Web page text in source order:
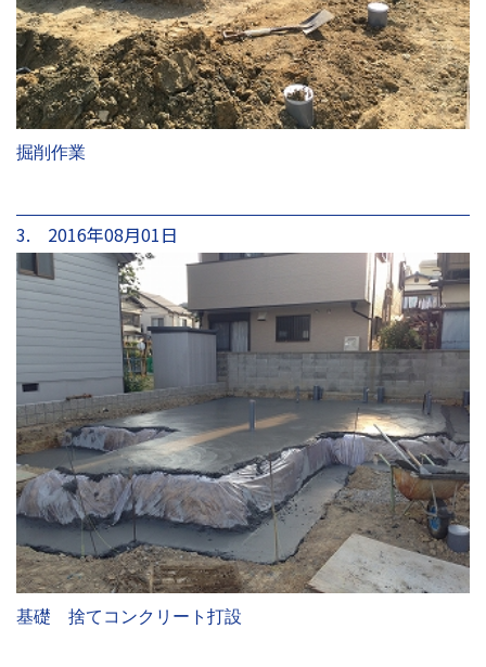
掘削作業
3. 2016年08月01日
基礎 捨てコンクリート打設